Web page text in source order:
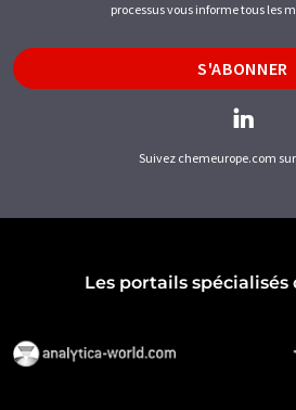
processus vous informe tous les
S'ABONNER
Suivez chemeurope.com
Les portails spécialisés